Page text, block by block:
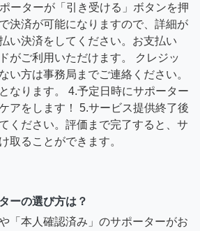
ーターが「引き受ける」ボタンを押
決済が可能になりますので、詳細が
い決済をしてください。お支払い
がご利用いただけます。 クレジッ
い方は事務局までご連絡ください。
なります。 4.予定日時にサポーター
アをします！ 5.サービス提供終了後
ください。評価まで完了すると、サ
取ることができます。
ーの選び方は？
「本人確認済み」のサポーターがお